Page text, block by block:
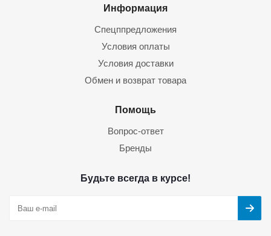
Информация
Спецппредложения
Условия оплаты
Условия доставки
Обмен и возврат товара
Помощь
Вопрос-ответ
Бренды
Будьте всегда в курсе!